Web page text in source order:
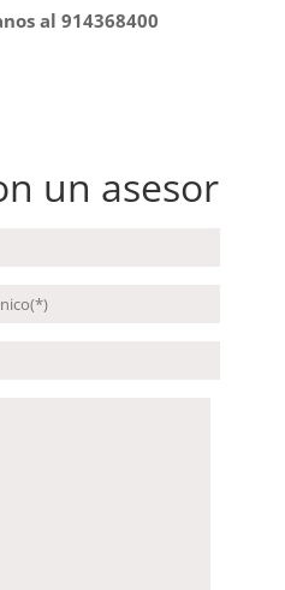
al 914368400
un asesor